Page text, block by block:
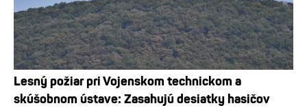
Lesný požiar pri Vojenskom technickom a
skúšobnom ústave: Zasahujú desiatky hasičov